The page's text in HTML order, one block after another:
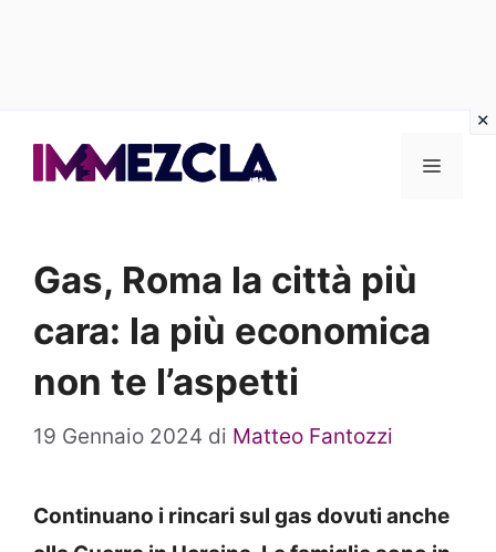
Menu
Gas, Roma la città più
cara: la più economica
non te l’aspetti
19 Gennaio 2024 di Matteo Fantozzi
Continuano i rincari sul gas dovuti anche